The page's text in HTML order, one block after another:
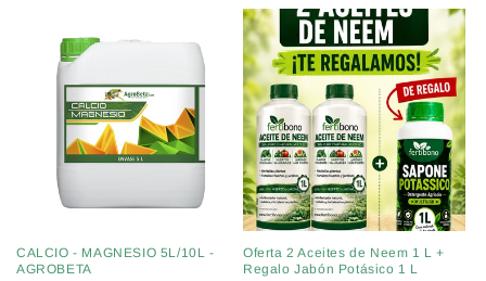
CALCIO - MAGNESIO 5L/10L -
AGROBETA
Oferta 2 Aceites de Neem 1 L +
Regalo Jabón Potásico 1 L